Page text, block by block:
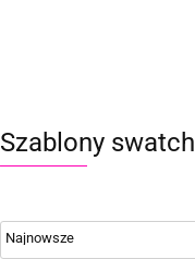
Szablony swatch